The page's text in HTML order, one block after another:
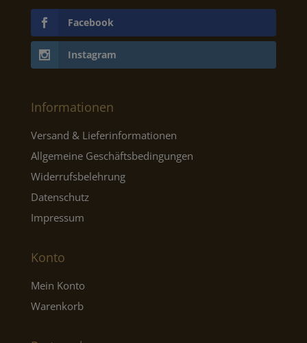
Facebook
Instagram
Informationen
Versand & Lieferinformationen
Allgemeine Geschäftsbedingungen
Widerrufsbelehrung
Datenschutz
Impressum
Konto
Mein Konto
Warenkorb